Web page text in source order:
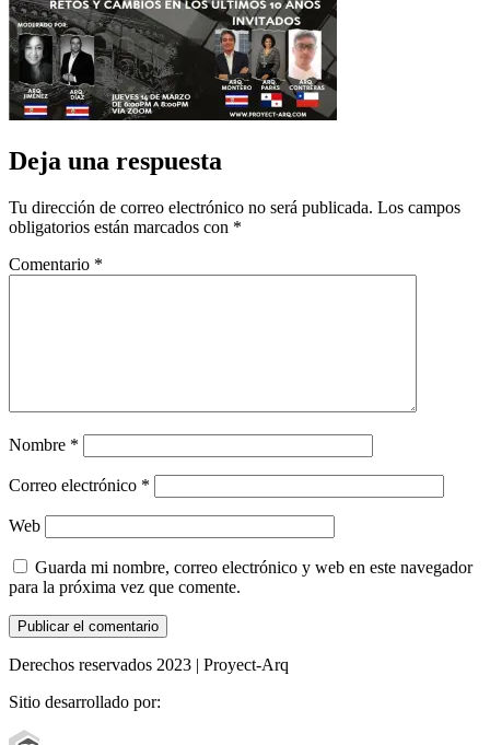
Deja una respuesta
Tu dirección de correo electrónico no será publicada. Los campos
obligatorios están marcados con *
Comentario *
Nombre *
Correo electrónico *
Web
Guarda mi nombre, correo electrónico y web en este navegador
para la próxima vez que comente.
Derechos reservados 2023 | Proyect-Arq
Sitio desarrollado por: